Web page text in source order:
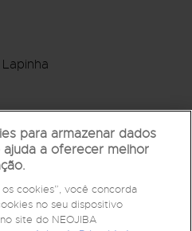
Lapinha
Barbalho
para armazenar dados
a oferecer melhor
cookies”, você concorda
no seu dispositivo
site do NEOJIBA